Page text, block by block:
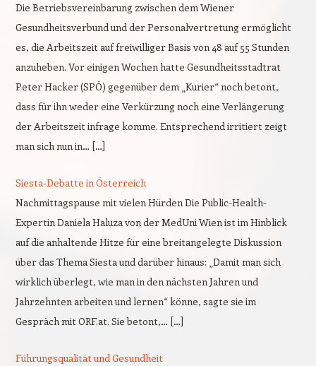
Die Betriebsvereinbarung zwischen dem Wiener
Gesundheitsverbund und der Personalvertretung ermöglicht
es, die Arbeitszeit auf freiwilliger Basis von 48 auf 55 Stunden
anzuheben. Vor einigen Wochen hatte Gesundheitsstadtrat
Peter Hacker (SPÖ) gegenüber dem „Kurier“ noch betont,
dass für ihn weder eine Verkürzung noch eine Verlängerung
der Arbeitszeit infrage komme. Entsprechend irritiert zeigt
man sich nun in… […]
Siesta-Debatte in Österreich
Nachmittagspause mit vielen Hürden Die Public-Health-
Expertin Daniela Haluza von der MedUni Wien ist im Hinblick
auf die anhaltende Hitze für eine breitangelegte Diskussion
über das Thema Siesta und darüber hinaus: „Damit man sich
wirklich überlegt, wie man in den nächsten Jahren und
Jahrzehnten arbeiten und lernen“ könne, sagte sie im
Gespräch mit ORF.at. Sie betont,… […]
Führungsqualität und Gesundheit